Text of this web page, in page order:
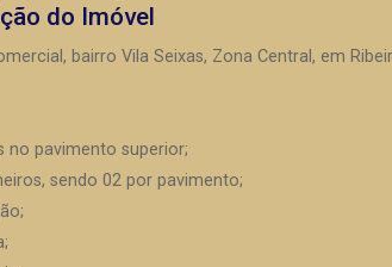
do Imóvel
bairro Vila Seixas, Zona Central, em
no pavimento superior;
sendo 02 por pavimento;